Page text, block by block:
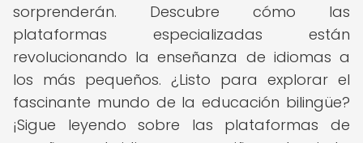
sorprenderán. Descubre cómo las
plataformas especializadas están
revolucionando la enseñanza de idiomas a
los más pequeños. ¿Listo para explorar el
fascinante mundo de la educación bilingüe?
¡Sigue leyendo sobre las plataformas de